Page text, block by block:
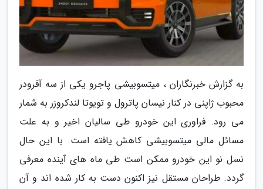
به گزارش خبرنگاران ، میتسوبیشی پاجرو یکی از سه آفرودر
محبوب ژاپنی در کنار نیسان پاترول و تویوتا لندکروزر به شمار
می رود. فراوری این خودرو طی سالیان اخیر و به علت
مسائل مالی میتسوبیشی کاهش یافته است. با این حال
نسل نو این خودرو ممکن است طی ماه های آینده معرفی
گردد. طراحان مستقل نیز اکنون دست به کار شده اند و آن